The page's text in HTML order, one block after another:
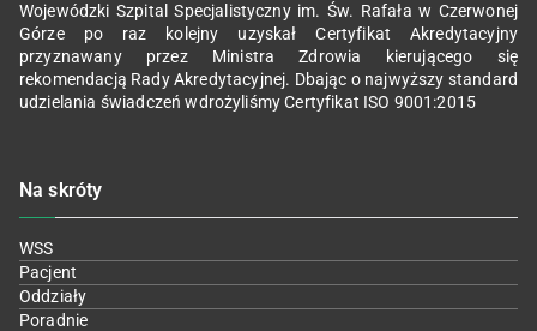
Wojewódzki Szpital Specjalistyczny im. Św. Rafała w Czerwonej
Górze po raz kolejny uzyskał Certyfikat Akredytacyjny
przyznawany przez Ministra Zdrowia kierującego się
rekomendacją Rady Akredytacyjnej. Dbając o najwyższy standard
udzielania świadczeń wdrożyliśmy Certyfikat ISO 9001:2015
Na skróty
WSS
Pacjent
Oddziały
Poradnie